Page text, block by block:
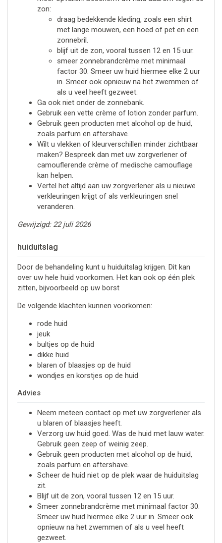
zon:
draag bedekkende kleding, zoals een shirt
met lange mouwen, een hoed of pet en een
zonnebril.
blijf uit de zon, vooral tussen 12 en 15 uur.
smeer zonnebrandcrème met minimaal
factor 30. Smeer uw huid hiermee elke 2 uur
in. Smeer ook opnieuw na het zwemmen of
als u veel heeft gezweet.
Ga ook niet onder de zonnebank.
Gebruik een vette crème of lotion zonder parfum.
Gebruik geen producten met alcohol op de huid,
zoals parfum en aftershave.
Wilt u vlekken of kleurverschillen minder zichtbaar
maken? Bespreek dan met uw zorgverlener of
camouflerende crème of medische camouflage
kan helpen.
Vertel het altijd aan uw zorgverlener als u nieuwe
verkleuringen krijgt of als verkleuringen snel
veranderen.
Gewijzigd: 22 juli 2026
huiduitslag
Door de behandeling kunt u huiduitslag krijgen. Dit kan
over uw hele huid voorkomen. Het kan ook op één plek
zitten, bijvoorbeeld op uw borst
De volgende klachten kunnen voorkomen:
rode huid
jeuk
bultjes op de huid
dikke huid
blaren of blaasjes op de huid
wondjes en korstjes op de huid
Advies
Neem meteen contact op met uw zorgverlener als
u blaren of blaasjes heeft.
Verzorg uw huid goed. Was de huid met lauw water.
Gebruik geen zeep of weinig zeep.
Gebruik geen producten met alcohol op de huid,
zoals parfum en aftershave.
Scheer de huid niet op de plek waar de huiduitslag
zit.
Blijf uit de zon, vooral tussen 12 en 15 uur.
Smeer zonnebrandcrème met minimaal factor 30.
Smeer uw huid hiermee elke 2 uur in. Smeer ook
opnieuw na het zwemmen of als u veel heeft
gezweet.